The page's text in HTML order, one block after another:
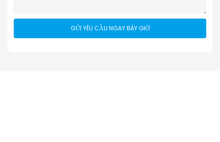
GỬI YÊU CẦU NGAY BÂY GIỜ